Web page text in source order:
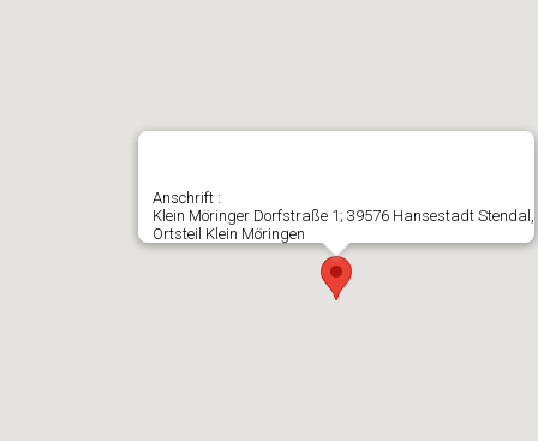
Anschrift :
Klein Möringer Dorfstraße 1; 39576 Hansestadt Stendal,
Ortsteil Klein Möringen